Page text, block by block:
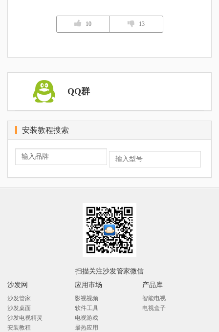
10 13
QQ群
安装教程搜索
扫描关注沙发管家微信
沙发网
沙发管家
沙发桌面
沙发电视精灵
安装教程
应用市场
影视视频
软件工具
电视游戏
最热应用
产品库
智能电视
电视盒子